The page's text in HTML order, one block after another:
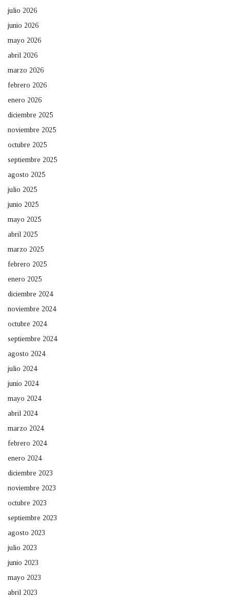
julio 2026
junio 2026
mayo 2026
abril 2026
marzo 2026
febrero 2026
enero 2026
diciembre 2025
noviembre 2025
octubre 2025
septiembre 2025
agosto 2025
julio 2025
junio 2025
mayo 2025
abril 2025
marzo 2025
febrero 2025
enero 2025
diciembre 2024
noviembre 2024
octubre 2024
septiembre 2024
agosto 2024
julio 2024
junio 2024
mayo 2024
abril 2024
marzo 2024
febrero 2024
enero 2024
diciembre 2023
noviembre 2023
octubre 2023
septiembre 2023
agosto 2023
julio 2023
junio 2023
mayo 2023
abril 2023